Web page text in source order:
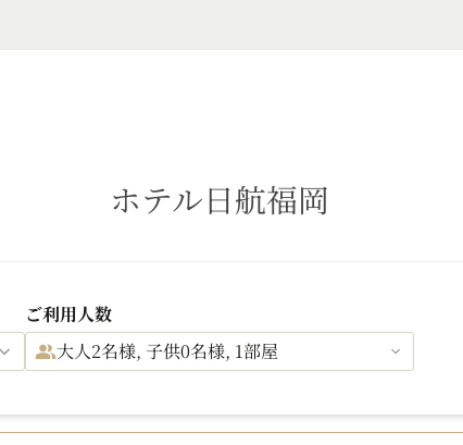
ホテル日航福岡
ご利用人数
大人2名様, 子供0名様, 1部屋